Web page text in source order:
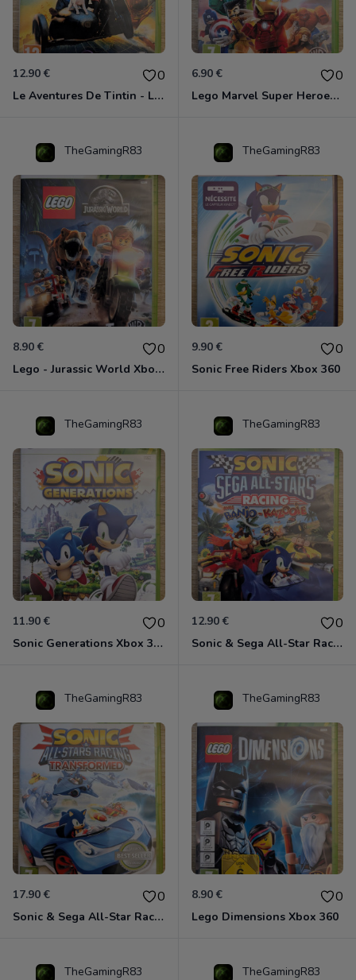
12.90 € 0
Le Aventures De Tintin - Le Secret De La Licorne Xbox 360
6.90 € 0
Lego Marvel Super Heroes Xbox 360
TheGamingR83
8.90 € 0
Lego - Jurassic World Xbox 360
TheGamingR83
9.90 € 0
Sonic Free Riders Xbox 360
TheGamingR83
11.90 € 0
Sonic Generations Xbox 360
TheGamingR83
12.90 € 0
Sonic & Sega All-Star Racing avec Banjo-Kazooie Xbox 360
TheGamingR83
17.90 € 0
Sonic & Sega All-Star Racing - Transformed Xbox 360
TheGamingR83
8.90 € 0
Lego Dimensions Xbox 360
TheGamingR83 TheGamingR83